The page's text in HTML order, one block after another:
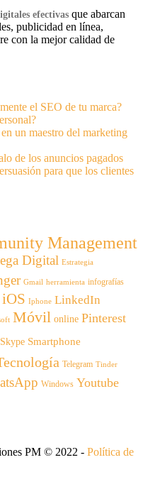
efectivas que abarcan
publicidad en línea,
con la mejor calidad de
el SEO de tu marca?
un maestro del marketing
de los anuncios pagados
para que los clientes
Management
Digital Estrategia
Gmail herramienta infografías
iOS Iphone LinkedIn
Móvil online Pinterest
Skype Smartphone
Telegram Tinder
Windows Youtube
PM © 2022 - Política de